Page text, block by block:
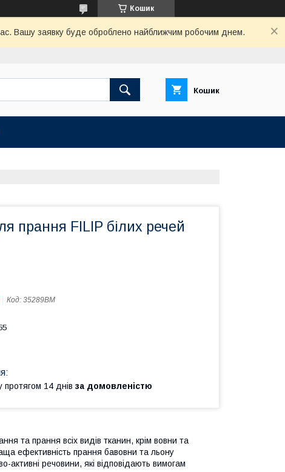
Кошик
Вашу заявку буде оброблено найближчим робочим днем.
Кошик
прання FILIP білих речей
Код: 35289BM
протягом 14 днів за домовленістю
та прання всіх видів тканин, крім вовни та
ефективність прання бавовни та льону
речовини, які відповідають вимогам